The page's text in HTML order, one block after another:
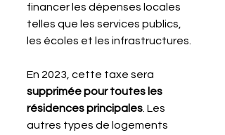
financer les dépenses locales
telles que les services publics,
les écoles et les infrastructures.
En 2023, cette taxe sera
supprimée pour toutes les
résidences principales . Les
autres types de logements